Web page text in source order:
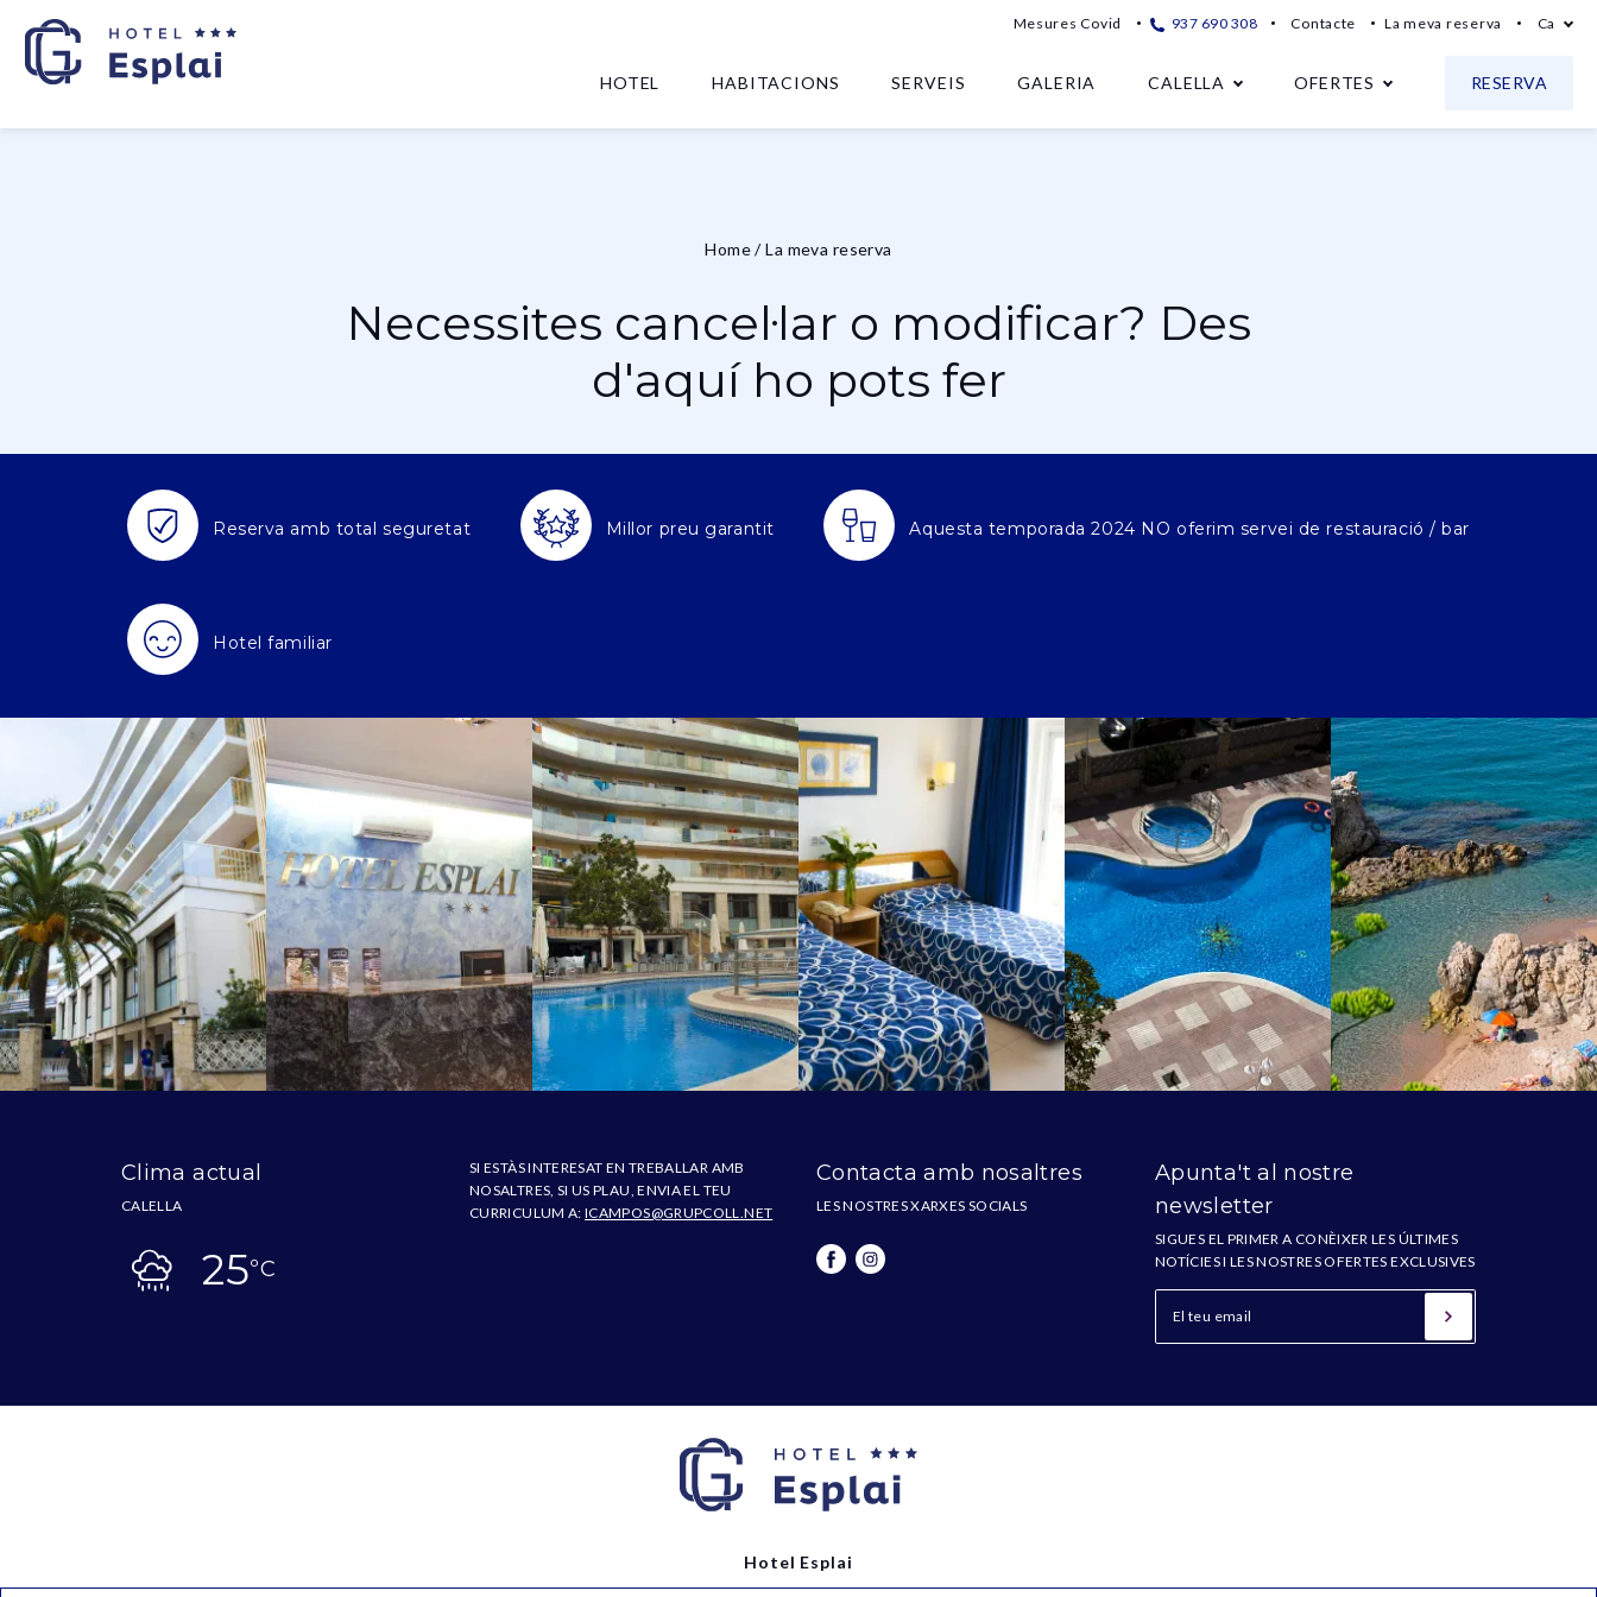
Mesures Covid 937 690 308 Contacte La meva reserva Ca
HOTEL HABITACIONS SERVEIS GALERIA CALELLA OFERTES RESERVA
Home /La meva reserva
Necessites cancel·lar o modificar? Des
d'aquí ho pots fer
Reserva amb total seguretat Millor preu garantit Aquesta temporada 2024 NO oferim servei de restauració / bar
Hotel familiar
Clima actual
CALELLA
25ºC
SI ESTÀS INTERESAT EN TREBALLAR AMB
NOSALTRES, SI US PLAU, ENVIA EL TEU
CURRICULUM A:ICAMPOS@GRUPCOLL.NET
Contacta amb nosaltres
LES NOSTRES XARXES SOCIALS
Apunta't al nostre
newsletter
SIGUES EL PRIMER A CONÈIXER LES ÚLTIMES
NOTÍCIES I LES NOSTRES OFERTES EXCLUSIVES
Hotel Esplai